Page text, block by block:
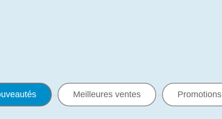
Meilleures ventes Promotions